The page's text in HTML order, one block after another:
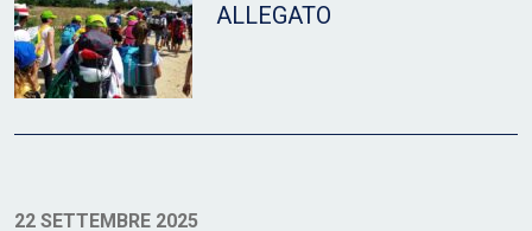
ALLEGATO
22 SETTEMBRE 2025